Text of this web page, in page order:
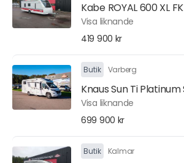
Kabe ROYAL 600 XL
Visa liknande
419 900 kr
Butik Varberg
Knaus Sun Ti Platinum
Visa liknande
699 900 kr
Butik Kalmar